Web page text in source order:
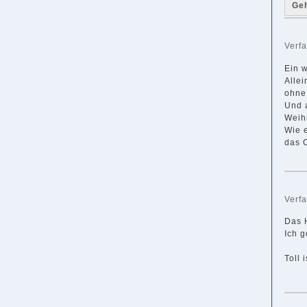
Ein
Und
Wie
das
Das
Ich
Toll